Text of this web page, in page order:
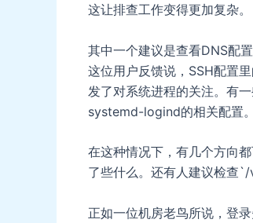
这让排查工作变得更加复杂。
其中一个建议是查看DNS配
这位用户反馈说，SSH配置
发了对系统进程的关注。有
systemd-logind的相关配置。
在这种情况下，有几个方向
了些什么。还有人建议检查
正如一位机房老鸟所说，登